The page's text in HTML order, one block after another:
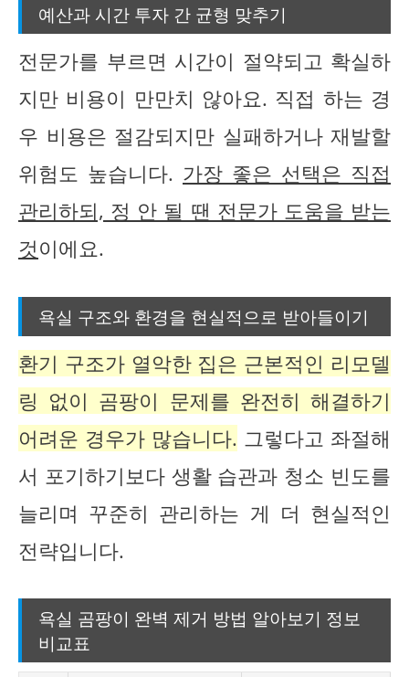
예산과 시간 투자 간 균형 맞추기
전문가를 부르면 시간이 절약되고 확실하
지만 비용이 만만치 않아요. 직접 하는 경
우 비용은 절감되지만 실패하거나 재발할
위험도 높습니다. 가장 좋은 선택은 직접
관리하되, 정 안 될 땐 전문가 도움을 받는
것이에요.
욕실 구조와 환경을 현실적으로 받아들이기
환기 구조가 열악한 집은 근본적인 리모델
링 없이 곰팡이 문제를 완전히 해결하기
어려운 경우가 많습니다. 그렇다고 좌절해
서 포기하기보다 생활 습관과 청소 빈도를
늘리며 꾸준히 관리하는 게 더 현실적인
전략입니다.
욕실 곰팡이 완벽 제거 방법 알아보기 정보
비교표